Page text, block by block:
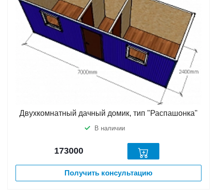
Двухкомнатный дачный домик, тип "Распашонка"
В наличии
173000
Получить консультацию